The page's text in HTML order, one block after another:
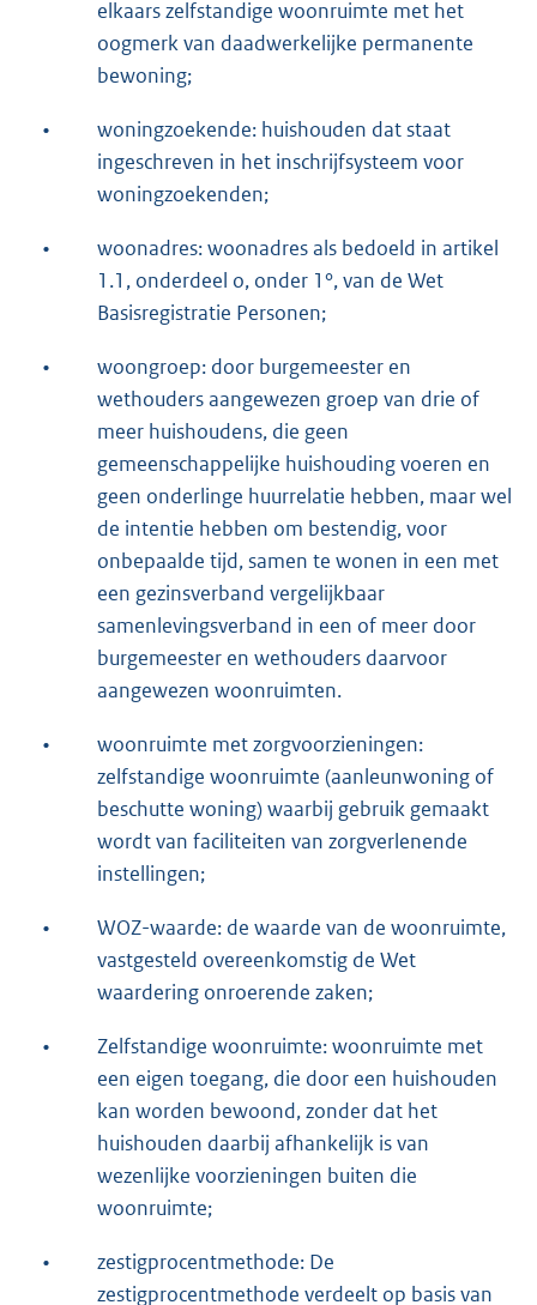
elkaars zelfstandige woonruimte met het
oogmerk van daadwerkelijke permanente
bewoning;
•
woningzoekende: huishouden dat staat
ingeschreven in het inschrijfsysteem voor
woningzoekenden;
•
woonadres: woonadres als bedoeld in artikel
1.1, onderdeel o, onder 1°, van de Wet
Basisregistratie Personen;
•
woongroep: door burgemeester en
wethouders aangewezen groep van drie of
meer huishoudens, die geen
gemeenschappelijke huishouding voeren en
geen onderlinge huurrelatie hebben, maar wel
de intentie hebben om bestendig, voor
onbepaalde tijd, samen te wonen in een met
een gezinsverband vergelijkbaar
samenlevingsverband in een of meer door
burgemeester en wethouders daarvoor
aangewezen woonruimten.
•
woonruimte met zorgvoorzieningen:
zelfstandige woonruimte (aanleunwoning of
beschutte woning) waarbij gebruik gemaakt
wordt van faciliteiten van zorgverlenende
instellingen;
•
WOZ-waarde: de waarde van de woonruimte,
vastgesteld overeenkomstig de Wet
waardering onroerende zaken;
•
Zelfstandige woonruimte: woonruimte met
een eigen toegang, die door een huishouden
kan worden bewoond, zonder dat het
huishouden daarbij afhankelijk is van
wezenlijke voorzieningen buiten die
woonruimte;
•
zestigprocentmethode: De
zestigprocentmethode verdeelt op basis van